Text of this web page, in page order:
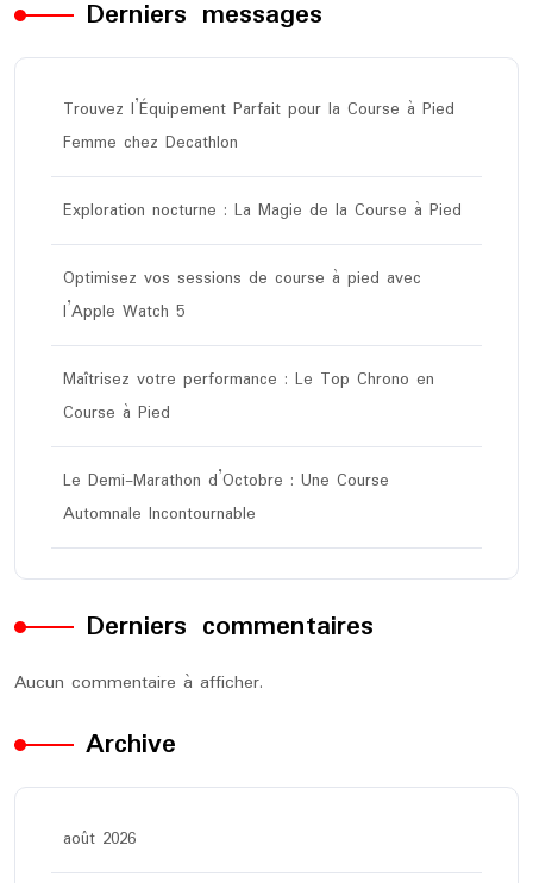
Derniers messages
Trouvez l’Équipement Parfait pour la Course à Pied
Femme chez Decathlon
Exploration nocturne : La Magie de la Course à Pied
Optimisez vos sessions de course à pied avec
l’Apple Watch 5
Maîtrisez votre performance : Le Top Chrono en
Course à Pied
Le Demi-Marathon d’Octobre : Une Course
Automnale Incontournable
Derniers commentaires
Aucun commentaire à afficher.
Archive
août 2026